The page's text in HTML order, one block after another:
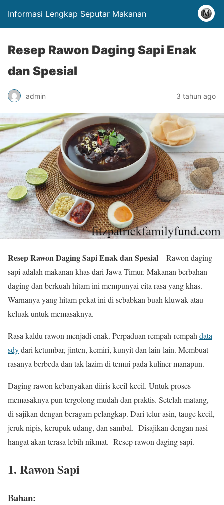
Informasi Lengkap Seputar Makanan
Resep Rawon Daging Sapi Enak
dan Spesial
admin 3 tahun ago
Resep Rawon Daging Sapi Enak dan Spesial– Rawon daging
sapi adalah makanan khas dari Jawa Timur. Makanan berbahan
daging dan berkuah hitam ini mempunyai cita rasa yang khas.
Warnanya yang hitam pekat ini di sebabkan buah kluwak atau
keluak untuk memasaknya.
Rasa kaldu rawon menjadi enak. Perpaduan rempah-rempah data
sdydari ketumbar, jinten, kemiri, kunyit dan lain-lain. Membuat
rasanya berbeda dan tak lazim di temui pada kuliner manapun.
Daging rawon kebanyakan diiris kecil-kecil. Untuk proses
memasaknya pun tergolong mudah dan praktis. Setelah matang,
di sajikan dengan beragam pelangkap. Dari telur asin, tauge kecil,
jeruk nipis, kerupuk udang, dan sambal. Disajikan dengan nasi
hangat akan terasa lebih nikmat. Resep rawon daging sapi.
1. Rawon Sapi
Bahan: